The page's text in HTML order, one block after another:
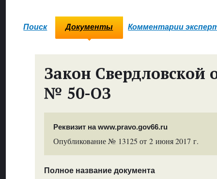
Поиск Документы Комментарии
Закон Свердловской
№ 50-ОЗ
Реквизит на www.pravo.gov66.ru
Опубликование № 13125 от 2 июня 2017 г.
Полное название документа